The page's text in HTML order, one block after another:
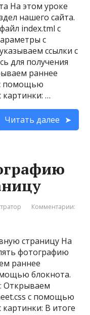
На этом уроке
нашего сайта.
index.tml с
с
ссылки с
для получения
раннее
помощью
…
Читать далее
Комментарии:
страницу На
фотографию
раннее
блокнота.
Открываем
с помощью
В итоге